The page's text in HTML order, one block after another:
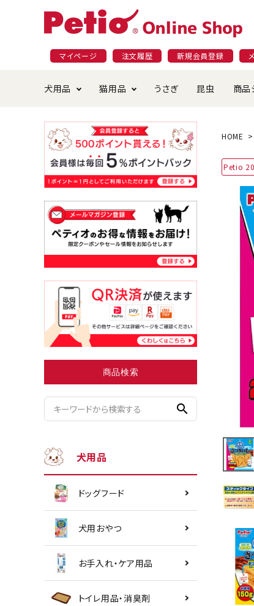
マイページ 注文履歴 新規会員登録
犬用品
ドッグフード
ペットシーツ
おもちゃ
首輪・ハーネス・リード
猫用品
ごはん・おやつ
ベッド・ハウス・マット
食器・給水器
替え・交換パーツ
うさぎ 昆虫 商品
プラクト
夜のお散歩特集
国産フード&おやつ特集 穀
じゃらして遊ぶ 引
ま
小型犬にオススメ ダ
ショッピングガイド
返品・交換について
商品検索
search
犬用品
ドッグフード
犬用おやつ
お手入れ・ケア用品
トイレ用品・消臭剤
HOME
Petio